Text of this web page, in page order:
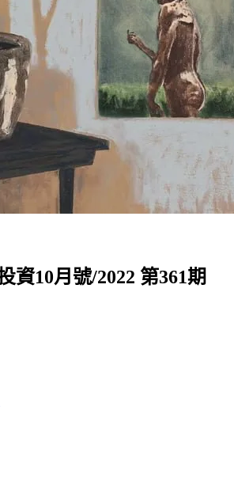
資10月號/2022 第361期